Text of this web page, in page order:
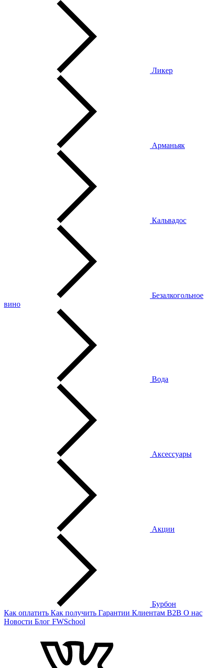
Ликер
Арманьяк
Кальвадос
Безалкогольное
вино
Вода
Аксессуары
Акции
Бурбон
Как оплатить Как получить Гарантии Клиентам B2B О нас
Новости Блог FWSchool